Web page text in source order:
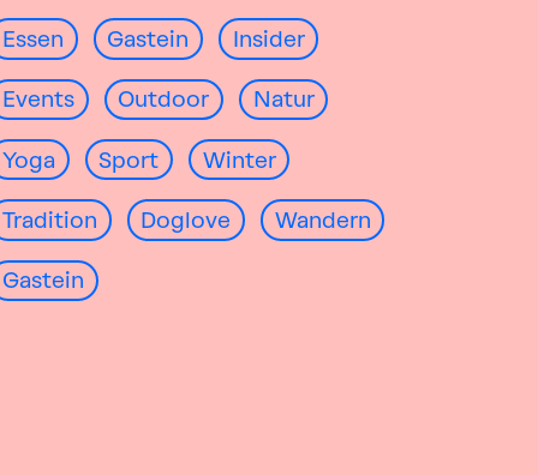
Essen Gastein Insider
Events Outdoor Natur
Yoga Sport Winter
Tradition Doglove Wandern
Gastein